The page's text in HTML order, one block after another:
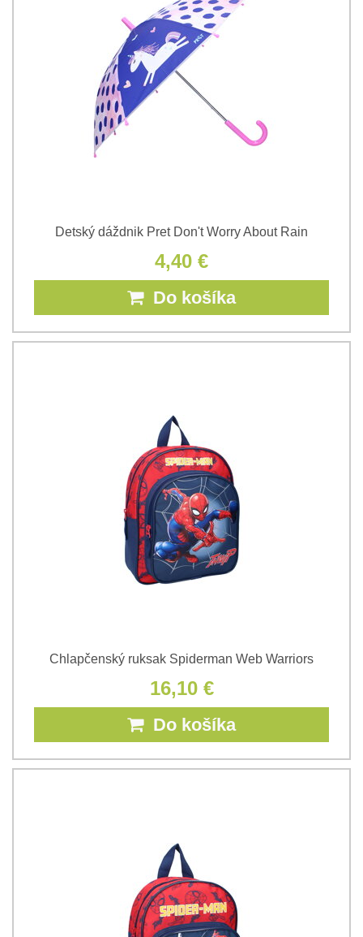
Detský dáždnik Pret Don't Worry About Rain
4,40 €
Do košíka
Chlapčenský ruksak Spiderman Web Warriors
16,10 €
Do košíka